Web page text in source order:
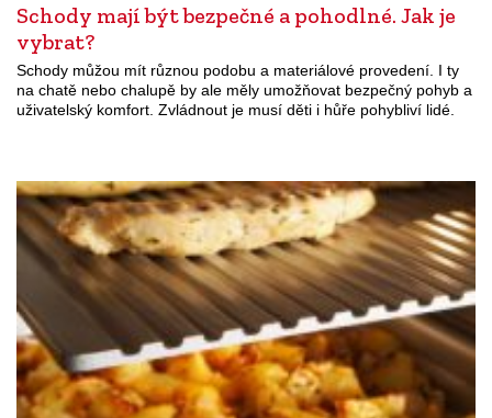
Schody mají být bezpečné a pohodlné. Jak je
vybrat?
Schody můžou mít různou podobu a materiálové provedení. I ty
na chatě nebo chalupě by ale měly umožňovat bezpečný pohyb a
uživatelský komfort. Zvládnout je musí děti i hůře pohybliví lidé.